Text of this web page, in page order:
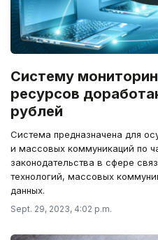
Систему
ресурсов
рублей
Система предназначена для
и массовых коммуникаций по
законодательства в сфере
технологий, массовых
данных.
Sept. 29, 2023, 4:02 p.m.